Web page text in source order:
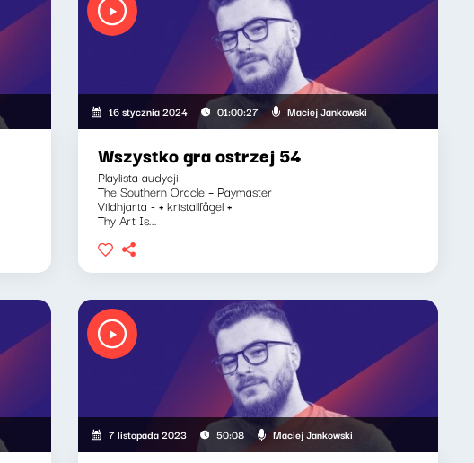
16 stycznia 2024 01:00:27 Maciej Jankowski
Wszystko gra ostrzej 54
Playlista audycji:
The Southern Oracle – Paymaster
Vildhjarta - + kristallfågel +
Thy Art Is...
7 listopada 2023 50:08 Maciej Jankowski